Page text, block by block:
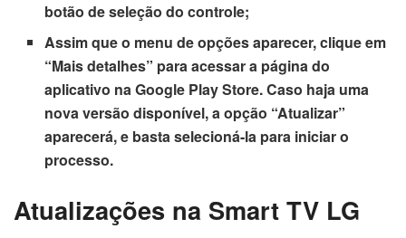
botão de seleção do controle;
Assim que o menu de opções aparecer, clique em
“Mais detalhes” para acessar a página do
aplicativo na Google Play Store. Caso haja uma
nova versão disponível, a opção “Atualizar”
aparecerá, e basta selecioná-la para iniciar o
processo.
Atualizações na Smart TV LG